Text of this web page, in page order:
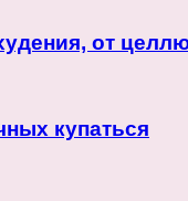
от
купаться